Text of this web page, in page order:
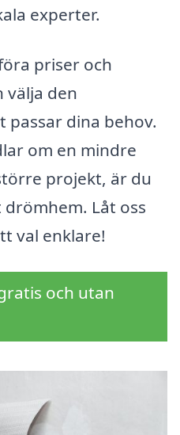
experter.
priser och
välja den
passar dina behov.
om en mindre
projekt, är du
Låt oss
val enklare!
och utan